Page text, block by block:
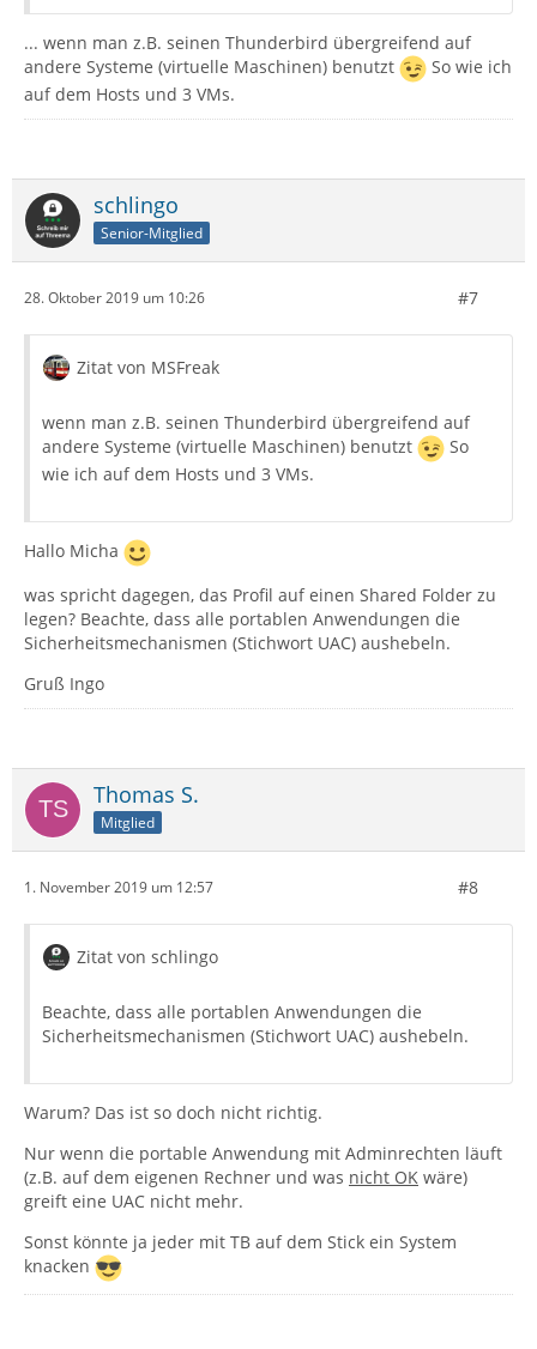
... wenn man z.B. seinen Thunderbird übergreifend auf
andere Systeme (virtuelle Maschinen) benutzt
So wie ich
auf dem Hosts und 3 VMs.
schlingo
Senior-Mitglied
28. Oktober 2019 um 10:26 #7
Zitat von MSFreak
wenn man z.B. seinen Thunderbird übergreifend auf
andere Systeme (virtuelle Maschinen) benutzt
So
wie ich auf dem Hosts und 3 VMs.
Hallo Micha
was spricht dagegen, das Profil auf einen Shared Folder zu
legen? Beachte, dass alle portablen Anwendungen die
Sicherheitsmechanismen (Stichwort UAC) aushebeln.
Gruß Ingo
Thomas S.
Mitglied
1. November 2019 um 12:57 #8
Zitat von schlingo
Beachte, dass alle portablen Anwendungen die
Sicherheitsmechanismen (Stichwort UAC) aushebeln.
Warum? Das ist so doch nicht richtig.
Nur wenn die portable Anwendung mit Adminrechten läuft
(z.B. auf dem eigenen Rechner und was nicht OK wäre)
greift eine UAC nicht mehr.
Sonst könnte ja jeder mit TB auf dem Stick ein System
knacken